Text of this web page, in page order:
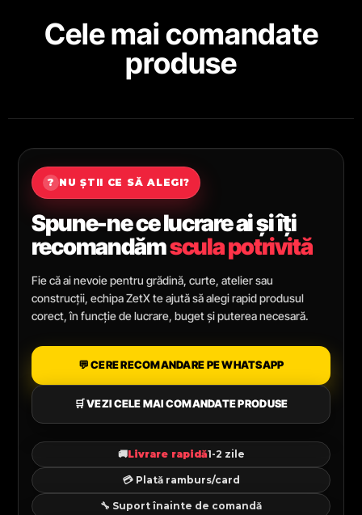
Cele mai comandate
produse
? NU ȘTII CE SĂ ALEGI?
Spune-ne ce lucrare ai și îți
recomandămscula potrivită
Fie că ai nevoie pentru grădină, curte, atelier sau
construcții, echipa ZetX te ajută să alegi rapid produsul
corect, în funcție de lucrare, buget și puterea necesară.
💬 CERE RECOMANDARE PE WHATSAPP
🛒 VEZI CELE MAI COMANDATE PRODUSE
🚚Livrare rapidă1-2 zile
💳 Plată ramburs/card
🔧 Suport înainte de comandă